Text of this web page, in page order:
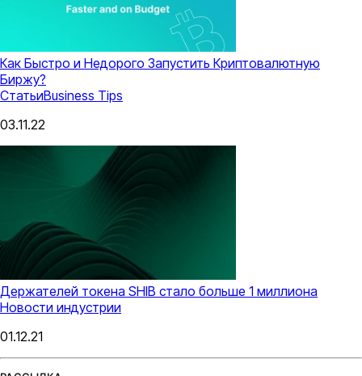
Как Быстро и Недорого Запустить Криптовалютную
Биржу?
СтатьиBusiness Tips
03.11.22
Держателей токена SHIB стало больше 1 миллиона
Новости индустрии
01.12.21